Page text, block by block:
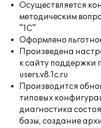
Осуществляется
методическим
"1С"
Оформлено
Произведена
к сайту поддержки
users.v8.1c.ru
Производится
типовых
диагностика
базы, создание